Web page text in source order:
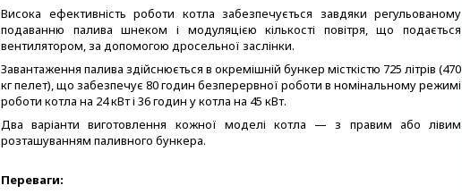
Висока ефективність роботи котла забезпечується завдяки регульованому
подаванню палива шнеком і модуляцією кількості повітря, що подається
вентилятором, за допомогою дросельної заслінки.
Завантаження палива здійснюється в окремішній бункер місткістю 725 літрів (470
кг пелет), що забезпечує 80 годин безперервної роботи в номінальному режимі
роботи котла на 24 кВт і 36 годин у котла на 45 кВт.
Два варіанти виготовлення кожної моделі котла — з правим або лівим
розташуванням паливного бункера.
Переваги: